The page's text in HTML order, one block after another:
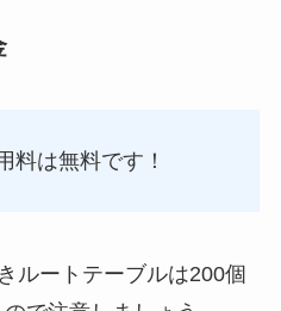
料は無料です！
ルートテーブルは200個